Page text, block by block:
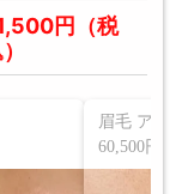
円（税
眉毛 アー
60,500円